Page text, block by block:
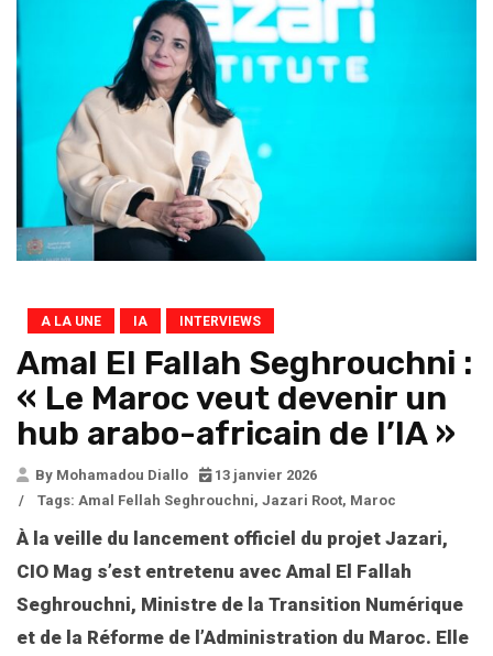
A LA UNE IA INTERVIEWS
Amal El Fallah Seghrouchni :
« Le Maroc veut devenir un
hub arabo-africain de l’IA »
By Mohamadou Diallo
13 janvier 2026
/
Tags: Amal Fellah Seghrouchni, Jazari Root, Maroc
À la veille du lancement officiel du projet Jazari,
CIO Mag s’est entretenu avec Amal El Fallah
Seghrouchni, Ministre de la Transition Numérique
et de la Réforme de l’Administration du Maroc. Elle